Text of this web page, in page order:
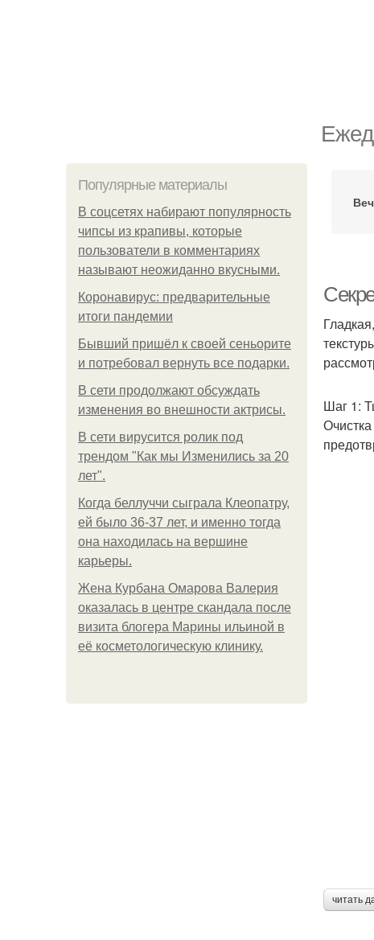
Популярные материалы
В соцсетях набирают популярность
чипсы из крапивы, которые
пользователи в комментариях
называют неожиданно вкусными.
Коронавирус: предварительные
итоги пандемии
Бывший пришёл к своей сеньорите
и потребовал вернуть все подарки.
В сети продолжают обсуждать
изменения во внешности актрисы.
В сети вирусится ролик под
трендом "Как мы Изменились за 20
лет".
Когда беллуччи сыграла Клеопатру,
ей было 36-37 лет, и именно тогда
она находилась на вершине
карьеры.
Жена Курбана Омарова Валерия
оказалась в центре скандала после
визита блогера Марины ильиной в
её косметологическую клинику.
Шаг 1:
читать